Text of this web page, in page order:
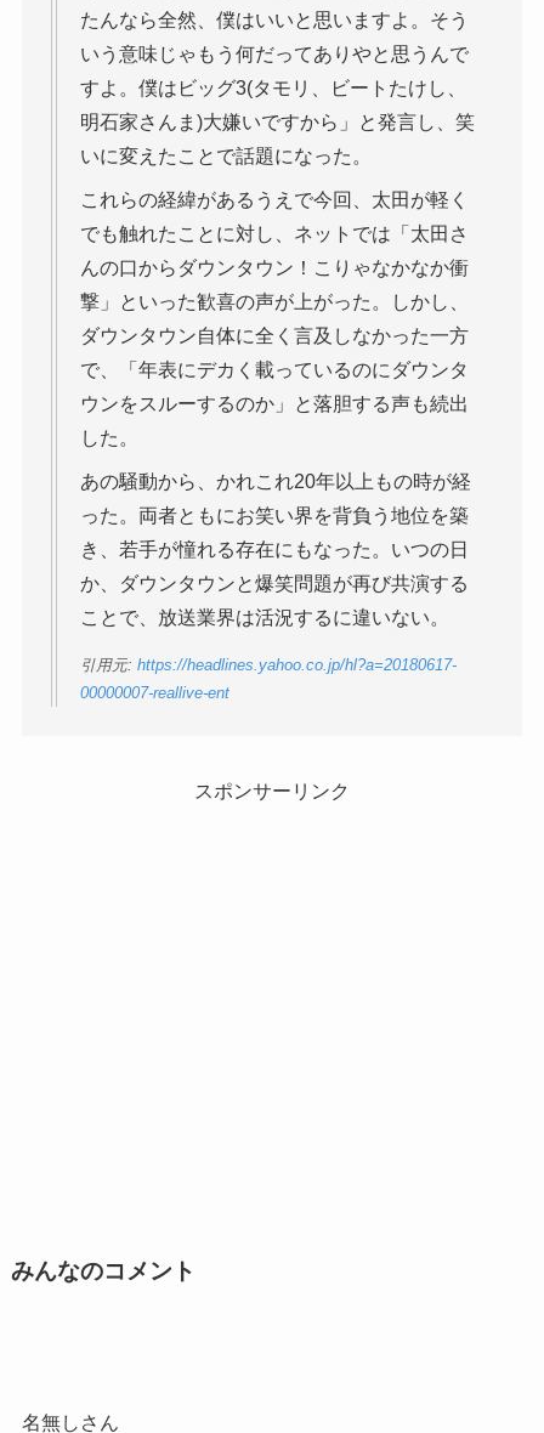
たんなら全然、僕はいいと思いますよ。そう
いう意味じゃもう何だってありやと思うんで
すよ。僕はビッグ3(タモリ、ビートたけし、
明石家さんま)大嫌いですから」と発言し、笑
いに変えたことで話題になった。
これらの経緯があるうえで今回、太田が軽く
でも触れたことに対し、ネットでは「太田さ
んの口からダウンタウン！こりゃなかなか衝
撃」といった歓喜の声が上がった。しかし、
ダウンタウン自体に全く言及しなかった一方
で、「年表にデカく載っているのにダウンタ
ウンをスルーするのか」と落胆する声も続出
した。
あの騒動から、かれこれ20年以上もの時が経
った。両者ともにお笑い界を背負う地位を築
き、若手が憧れる存在にもなった。いつの日
か、ダウンタウンと爆笑問題が再び共演する
ことで、放送業界は活況するに違いない。
引用元: https://headlines.yahoo.co.jp/hl?a=20180617-
00000007-reallive-ent
スポンサーリンク
みんなのコメント
名無しさん